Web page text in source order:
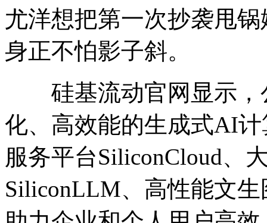
尤洋想把第一次抄袭甩
身正不怕影子斜。
硅基流动官网显示，
化、高效能的生成式AI
服务平台SiliconCloud、
SiliconLLM、高性能文